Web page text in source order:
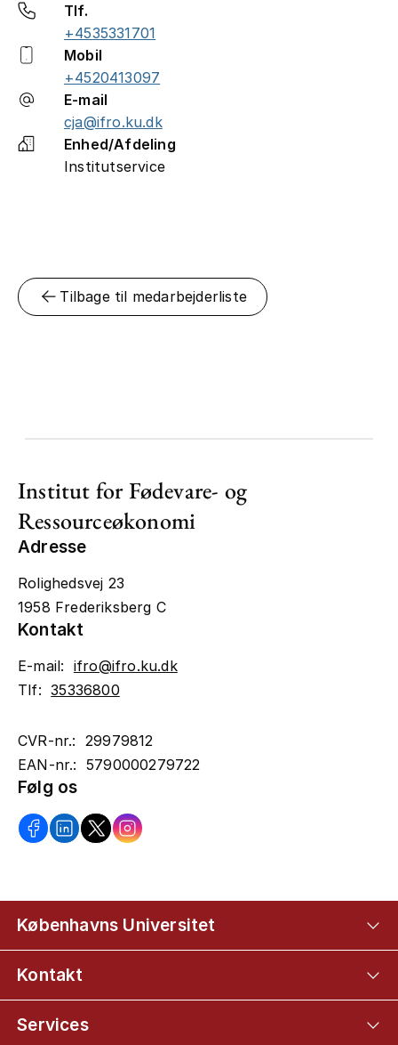
Tlf.
+4535331701
Mobil
+4520413097
E-mail
cja@ifro.ku.dk
Enhed/Afdeling
Institutservice
Tilbage til medarbejderliste
Institut for Fødevare- og
Ressourceøkonomi
Adresse
Rolighedsvej 23
1958 Frederiksberg C
Kontakt
E-mail: ifro@ifro.ku.dk
Tlf:35336800
CVR-nr.: 29979812
EAN-nr.: 5790000279722
Følg os
Københavns Universitet
Kontakt
Services